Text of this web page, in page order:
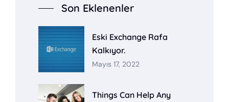
Son Eklenenler
Eski Exchange Rafa
Kalkıyor.
Mayıs 17, 2022
Things Can Help Any